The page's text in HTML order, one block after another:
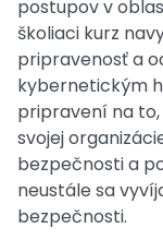
postupov v
školiaci kurz
pripravenosť a
kybernetickým
pripravení na
svojej
bezpečnosti a
neustále sa
bezpečnosti.